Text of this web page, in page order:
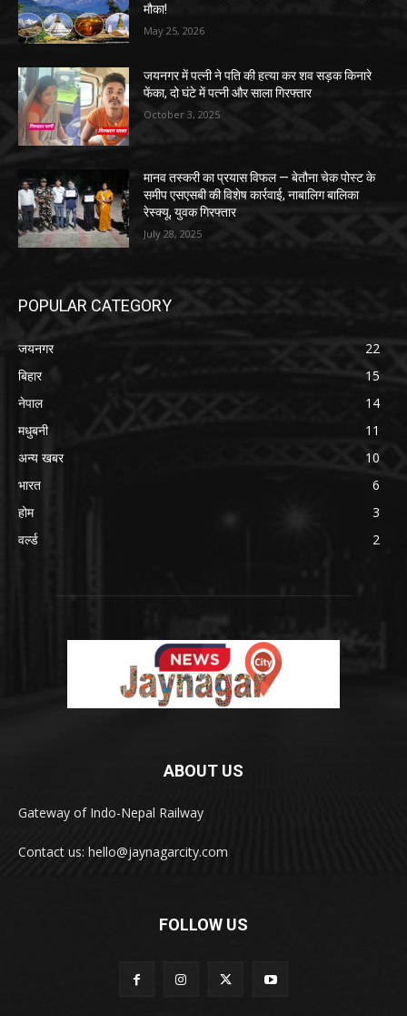
मौका!
May 25, 2026
जयनगर में पत्नी ने पति की हत्या कर शव सड़क किनारे
फेंका, दो घंटे में पत्नी और साला गिरफ्तार
October 3, 2025
मानव तस्करी का प्रयास विफल — बेतौना चेक पोस्ट के
समीप एसएसबी की विशेष कार्रवाई, नाबालिग बालिका
रेस्क्यू, युवक गिरफ्तार
July 28, 2025
POPULAR CATEGORY
जयनगर
22
बिहार
15
नेपाल
14
मधुबनी
11
अन्य खबर
10
भारत
6
होम
3
वर्ल्ड
2
ABOUT US
Gateway of Indo-Nepal Railway
Contact us: hello@jaynagarcity.com
FOLLOW US